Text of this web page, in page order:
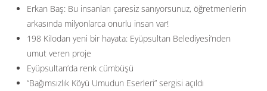
Erkan Baş: Bu insanları çaresiz sanıyorsunuz, öğretmenlerin
arkasında milyonlarca onurlu insan var!
198 Kilodan yeni bir hayata: Eyüpsultan Belediyesi’nden
umut veren proje
Eyüpsultan’da renk cümbüşü
“Bağımsızlık Köyü Umudun Eserleri” sergisi açıldı